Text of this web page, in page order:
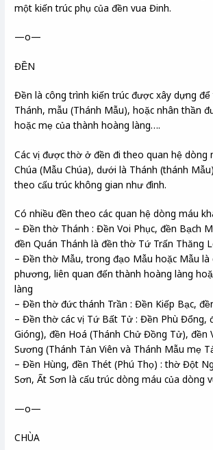
một kiến trúc phụ của đền vua Đinh.
—o—
ĐỀN
Đền là công trình kiến trúc được xây dựng
Thánh, mẫu (Thánh Mẫu), hoặc nhân thần
hoặc mẹ của thành hoàng làng….
Các vị được thờ ở đền đi theo quan hệ dòng
Chúa (Mẫu Chúa), dưới là Thánh (thánh
theo cấu trúc không gian như đình.
Có nhiều đền theo các quan hệ dòng máu
– Đền thờ Thánh : Đền Voi Phục, đền Bạch
đền Quán Thánh là đền thờ Tứ Trấn Thăng
– Đền thờ Mẫu, trong đạo Mẫu hoặc Mẫu là
phương, liên quan đến thành hoàng làng
làng
– Đền thờ đức thánh Trần : Đền Kiếp Bạc,
– Đền thờ các vị Tứ Bất Tử : Đền Phù Đổng,
Gióng), đền Hoá (Thánh Chử Đồng Tử), đền
Sương (Thánh Tản Viên và Thánh Mẫu mẹ
– Đền Hùng, đền Thét (Phú Thọ) : thờ Đột
Sơn, Ất Sơn là cấu trúc dòng máu của dòng
—o—
CHÙA